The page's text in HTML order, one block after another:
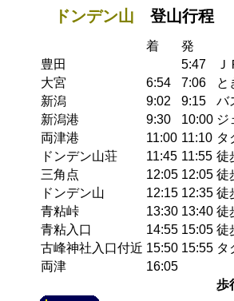
ドンデン山 登山行程
着
発
豊田
5:47
大宮
6:54 7:06
と
新潟
9:02 9:15
バ
新潟港
9:30 10:00 ジ
両津港
11:00 11:10 タ
ドンデン山荘
11:45 11:55 徒
三角点
12:05 12:05 徒
ドンデン山
12:15 12:35 徒
青粘峠
13:30 13:40 徒
青粘入口
14:55 15:05 徒
古峰神社入口付近 15:50 15:55 タ
両津
16:05
歩